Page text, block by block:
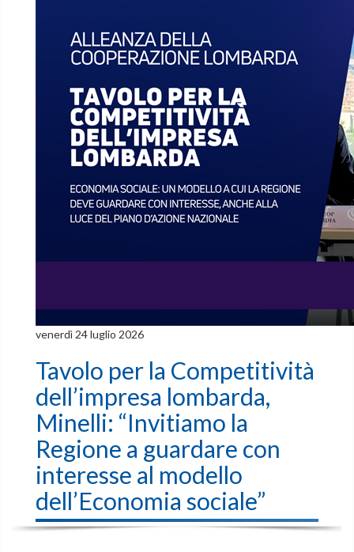
venerdì 24 luglio 2026
Tavolo per la Competitività
dell’impresa lombarda,
Minelli: “Invitiamo la
Regione a guardare con
interesse al modello
dell’Economia sociale”